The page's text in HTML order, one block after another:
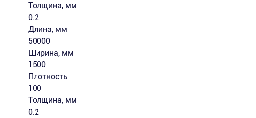
Толщина, мм
0.2
Длина, мм
50000
Ширина, мм
1500
Плотность
100
Толщина, мм
0.2